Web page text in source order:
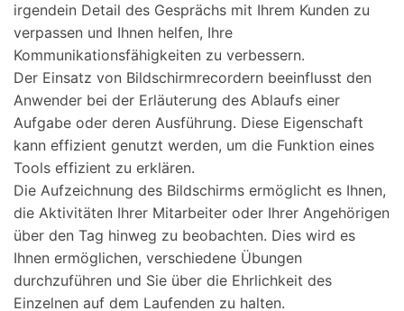
irgendein Detail des Gesprächs mit Ihrem Kunden zu
verpassen und Ihnen helfen, Ihre
Kommunikationsfähigkeiten zu verbessern.
Der Einsatz von Bildschirmrecordern beeinflusst den
Anwender bei der Erläuterung des Ablaufs einer
Aufgabe oder deren Ausführung. Diese Eigenschaft
kann effizient genutzt werden, um die Funktion eines
Tools effizient zu erklären.
Die Aufzeichnung des Bildschirms ermöglicht es Ihnen,
die Aktivitäten Ihrer Mitarbeiter oder Ihrer Angehörigen
über den Tag hinweg zu beobachten. Dies wird es
Ihnen ermöglichen, verschiedene Übungen
durchzuführen und Sie über die Ehrlichkeit des
Einzelnen auf dem Laufenden zu halten.